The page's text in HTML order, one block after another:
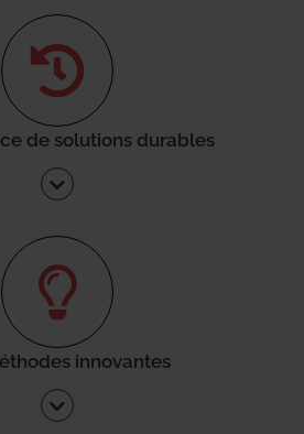
de solutions durables
innovantes